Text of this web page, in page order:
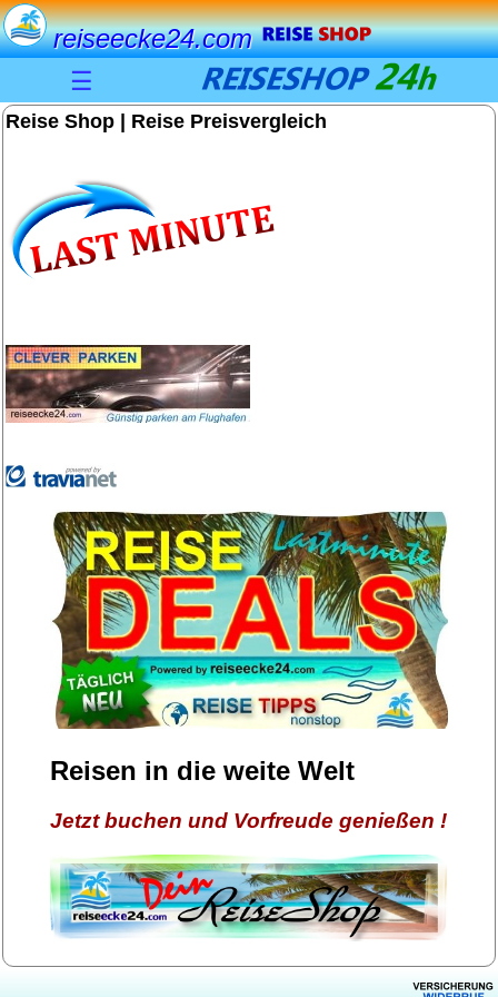
reiseecke24.com
☰
Reise Shop | Reise Preisvergleich
Reisen in die weite Welt
Jetzt buchen und Vorfreude genießen !